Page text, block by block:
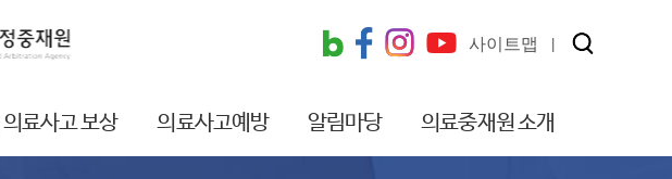
사이트맵
료사고 보상 의료사고예방 알림마당 의료중재원 소개